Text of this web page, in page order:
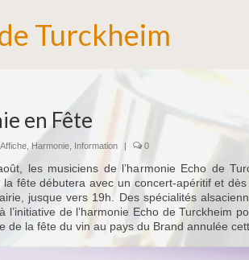
Turckheim
en Fête
Affiche Harmonie Information | 0
les musiciens de l’harmonie Echo de
la fête débutera avec un concert-apéritif et
jusque vers 19h. Des spécialités
l’initiative de l’harmonie Echo de Turckheim
de la fête du vin au pays du Brand annulée